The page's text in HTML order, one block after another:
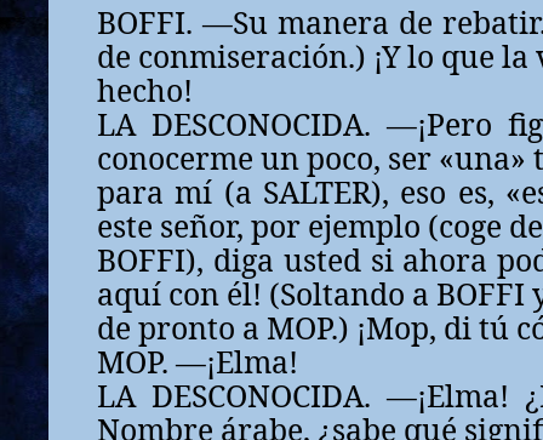
BOFFI. —Su manera de
de conmiseración.) ¡Y lo que la
hecho!
LA DESCONOCIDA. —¡Pero
conocerme un poco, ser
para mí (a SALTER), eso es,
este señor, por ejemplo (coge
BOFFI), diga usted si ahora
aquí con él! (Soltando a BOFFI
de pronto a MOP.) ¡Mop, di tú
MOP. —¡Elma!
LA DESCONOCIDA. —¡Elma!
Nombre árabe, ¿sabe qué